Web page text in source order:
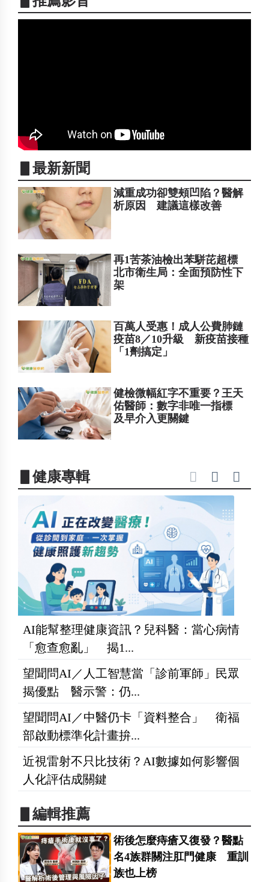
▋最新新聞
減重成功卻雙頰凹陷？醫解
析原因 建議這樣改善
再1苦茶油檢出苯駢芘超標
北市衛生局：全面預防性下
架
百萬人受惠！成人公費肺鏈
疫苗8／10升級 新疫苗接種
「1劑搞定」
健檢微幅紅字不重要？王天
佑醫師：數字非唯一指標
及早介入更關鍵
▋健康專輯
AI能幫整理健康資訊？兒科醫：當心病情
「愈查愈亂」 揭1...
望聞問AI／人工智慧當「診前軍師」民眾
揭優點 醫示警：仍...
望聞問AI／中醫仍卡「資料整合」 衛福
部啟動標準化計畫拚...
近視雷射不只比技術？AI數據如何影響個
人化評估成關鍵
▋編輯推薦
術後怎麼痔瘡又復發？醫點
名4族群關注肛門健康 重訓
族也上榜